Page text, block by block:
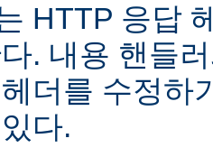
HTTP 응답
. 내용 핸들
더를 수정하
다.